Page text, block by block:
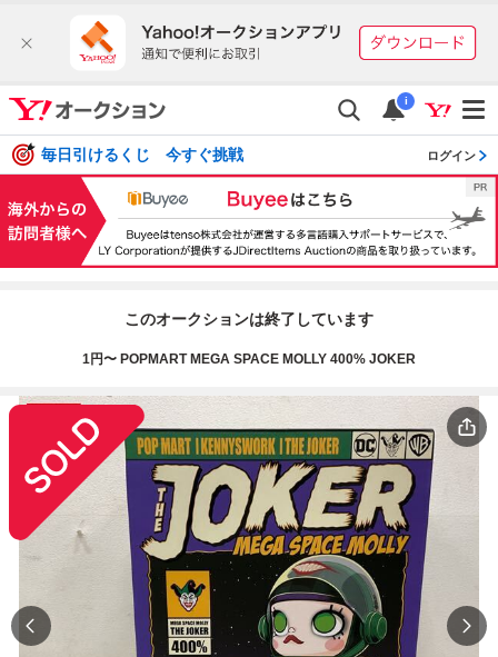
i
毎日引けるくじ 今すぐ挑戦 ログイン
このオークションは終了しています
1円〜 POPMART MEGA SPACE MOLLY 400% JOKER